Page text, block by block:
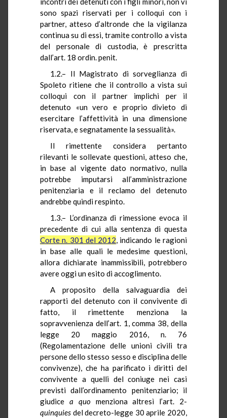
sono spazi riservati per i colloqui con i
partner, atteso d’altronde che la vigilanza
continua su di essi, tramite controllo a vista
del personale di custodia, è prescritta
dall’art. 18 ordin. penit.
1.2.– Il Magistrato di sorveglianza di
Spoleto ritiene che il controllo a vista sui
colloqui con il partner implichi per il
detenuto «un vero e proprio divieto di
esercitare l’affettività in una dimensione
riservata, e segnatamente la sessualità».
Il rimettente considera pertanto
rilevanti le sollevate questioni, atteso che,
in base al vigente dato normativo, nulla
potrebbe imputarsi all’amministrazione
penitenziaria e il reclamo del detenuto
andrebbe quindi respinto.
1.3.– L’ordinanza di rimessione evoca il
precedente di cui alla sentenza di questa
Corte n. 301 del 2012, indicando le ragioni
in base alle quali le medesime questioni,
allora dichiarate inammissibili, potrebbero
avere oggi un esito di accoglimento.
A proposito della salvaguardia dei
rapporti del detenuto con il convivente di
fatto, il rimettente menziona la
sopravvenienza dell’art. 1, comma 38, della
legge 20 maggio 2016, n. 76
(Regolamentazione delle unioni civili tra
persone dello stesso sesso e disciplina delle
convivenze), che ha parificato i diritti del
convivente a quelli del coniuge nei casi
previsti dall’ordinamento penitenziario; il
giudice a quomenziona altresì l’art. 2-
quinquies del decreto-legge 30 aprile 2020,